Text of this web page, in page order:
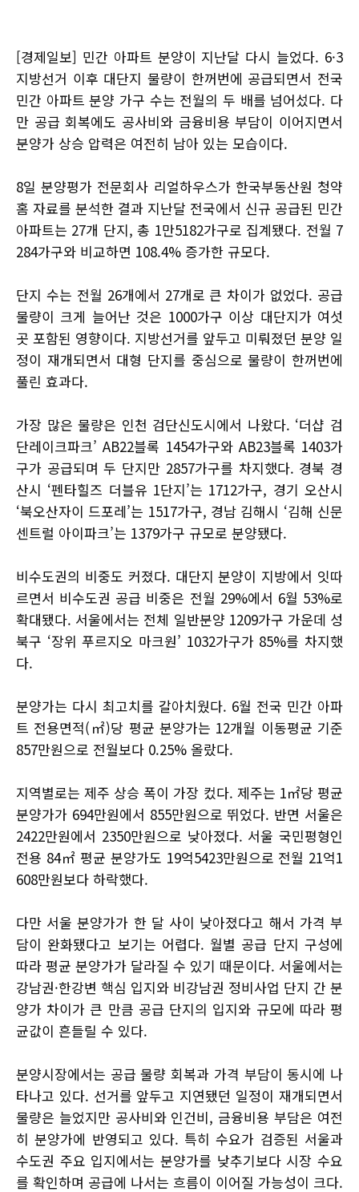
[경제일보] 민간 아파트 분양이 지난달 다시 늘었다. 6·3
지방선거 이후 대단지 물량이 한꺼번에 공급되면서 전국
민간 아파트 분양 가구 수는 전월의 두 배를 넘어섰다. 다
만 공급 회복에도 공사비와 금융비용 부담이 이어지면서
분양가 상승 압력은 여전히 남아 있는 모습이다.
8일 분양평가 전문회사 리얼하우스가 한국부동산원 청약
홈 자료를 분석한 결과 지난달 전국에서 신규 공급된 민간
아파트는 27개 단지, 총 1만5182가구로 집계됐다. 전월 7
284가구와 비교하면 108.4% 증가한 규모다.
단지 수는 전월 26개에서 27개로 큰 차이가 없었다. 공급
물량이 크게 늘어난 것은 1000가구 이상 대단지가 여섯
곳 포함된 영향이다. 지방선거를 앞두고 미뤄졌던 분양 일
정이 재개되면서 대형 단지를 중심으로 물량이 한꺼번에
풀린 효과다.
가장 많은 물량은 인천 검단신도시에서 나왔다. ‘더샵 검
단레이크파크’ AB22블록 1454가구와 AB23블록 1403가
구가 공급되며 두 단지만 2857가구를 차지했다. 경북 경
산시 ‘펜타힐즈 더블유 1단지’는 1712가구, 경기 오산시
‘북오산자이 드포레’는 1517가구, 경남 김해시 ‘김해 신문
센트럴 아이파크’는 1379가구 규모로 분양됐다.
비수도권의 비중도 커졌다. 대단지 분양이 지방에서 잇따
르면서 비수도권 공급 비중은 전월 29%에서 6월 53%로
확대됐다. 서울에서는 전체 일반분양 1209가구 가운데 성
북구 ‘장위 푸르지오 마크원’ 1032가구가 85%를 차지했
다.
분양가는 다시 최고치를 갈아치웠다. 6월 전국 민간 아파
트 전용면적(㎡)당 평균 분양가는 12개월 이동평균 기준
857만원으로 전월보다 0.25% 올랐다.
지역별로는 제주 상승 폭이 가장 컸다. 제주는 1㎡당 평균
분양가가 694만원에서 855만원으로 뛰었다. 반면 서울은
2422만원에서 2350만원으로 낮아졌다. 서울 국민평형인
전용 84㎡ 평균 분양가도 19억5423만원으로 전월 21억1
608만원보다 하락했다.
다만 서울 분양가가 한 달 사이 낮아졌다고 해서 가격 부
담이 완화됐다고 보기는 어렵다. 월별 공급 단지 구성에
따라 평균 분양가가 달라질 수 있기 때문이다. 서울에서는
강남권·한강변 핵심 입지와 비강남권 정비사업 단지 간 분
양가 차이가 큰 만큼 공급 단지의 입지와 규모에 따라 평
균값이 흔들릴 수 있다.
분양시장에서는 공급 물량 회복과 가격 부담이 동시에 나
타나고 있다. 선거를 앞두고 지연됐던 일정이 재개되면서
물량은 늘었지만 공사비와 인건비, 금융비용 부담은 여전
히 분양가에 반영되고 있다. 특히 수요가 검증된 서울과
수도권 주요 입지에서는 분양가를 낮추기보다 시장 수요
를 확인하며 공급에 나서는 흐름이 이어질 가능성이 크다.